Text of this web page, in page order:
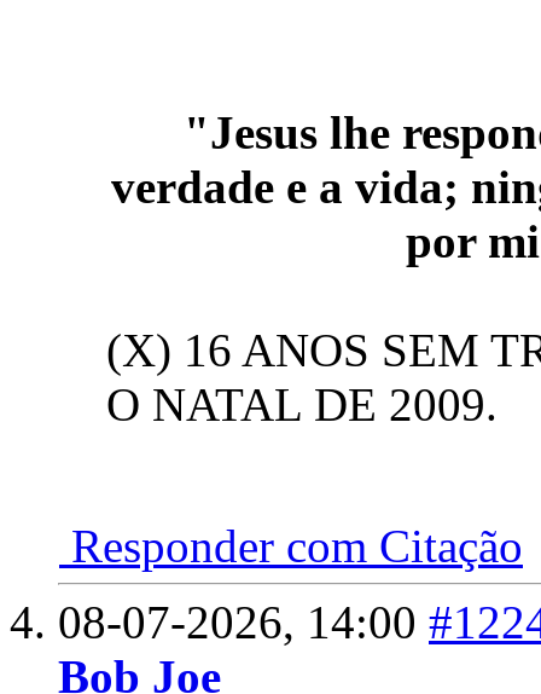
"Jesus lhe
verdade e a vida;
por
(X) 16 ANOS SEM
O NATAL DE 2009.
Responder com Citação
08-07-2026, 14:00
Bob Joe